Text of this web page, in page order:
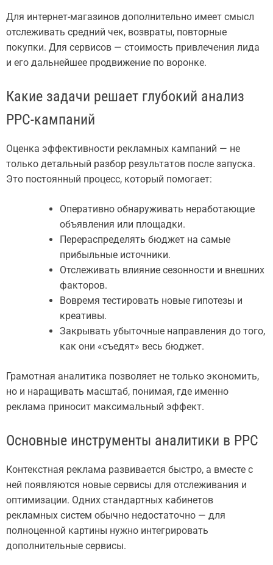
Для интернет-магазинов дополнительно имеет смысл
отслеживать средний чек, возвраты, повторные
покупки. Для сервисов — стоимость привлечения лида
и его дальнейшее продвижение по воронке.
Какие задачи решает глубокий анализ
PPC-кампаний
Оценка эффективности рекламных кампаний — не
только детальный разбор результатов после запуска.
Это постоянный процесс, который помогает:
Оперативно обнаруживать неработающие
объявления или площадки.
Перераспределять бюджет на самые
прибыльные источники.
Отслеживать влияние сезонности и внешних
факторов.
Вовремя тестировать новые гипотезы и
креативы.
Закрывать убыточные направления до того,
как они «съедят» весь бюджет.
Грамотная аналитика позволяет не только экономить,
но и наращивать масштаб, понимая, где именно
реклама приносит максимальный эффект.
Основные инструменты аналитики в PPC
Контекстная реклама развивается быстро, а вместе с
ней появляются новые сервисы для отслеживания и
оптимизации. Одних стандартных кабинетов
рекламных систем обычно недостаточно — для
полноценной картины нужно интегрировать
дополнительные сервисы.